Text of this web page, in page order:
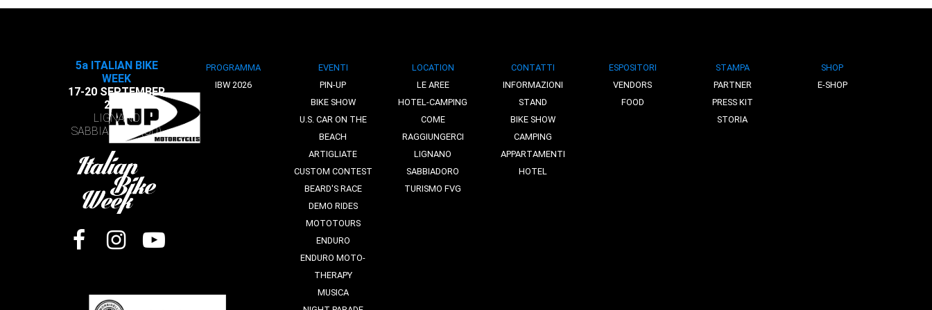
5a ITALIAN BIKE
WEEK
17-20 SEPTEMBER
2026
LIGNANO
SABBIADORO (UD)
PROGRAMMA
IBW 2026
EVENTI
PIN-UP
BIKE SHOW
U.S. CAR ON THE
BEACH
ARTIGLIATE
CUSTOM CONTEST
BEARD'S RACE
DEMO RIDES
MOTOTOURS
ENDURO
ENDURO MOTO-
THERAPY
MUSICA
LOCATION
LE AREE
HOTEL-CAMPING
COME
RAGGIUNGERCI
LIGNANO
SABBIADORO
TURISMO FVG
CONTATTI
INFORMAZIONI
STAND
BIKE SHOW
CAMPING
APPARTAMENTI
HOTEL
ESPOSITORI
VENDORS
FOOD
STAMPA
PARTNER
PRESS KIT
STORIA
SHOP
E-SHOP